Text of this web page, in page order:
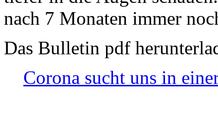
nach 7 Monaten immer
Das Bulletin pdf
Corona sucht uns in